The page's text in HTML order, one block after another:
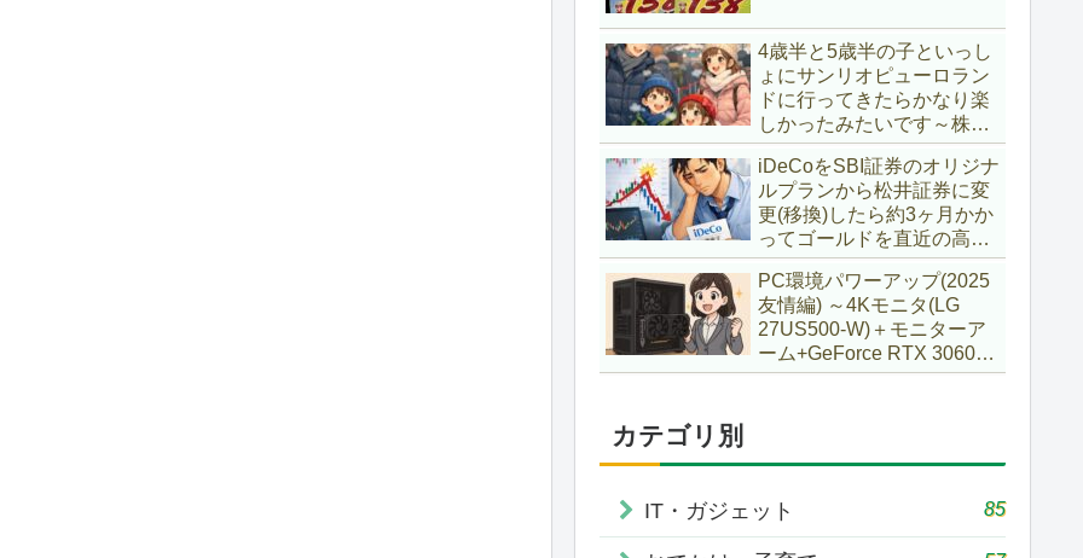
4歳半と5歳半の子といっし
ょにサンリオピューロラン
ドに行ってきたらかなり楽
しかったみたいです～株主
優待券利用～
iDeCoをSBI証券のオリジナ
ルプランから松井証券に変
更(移換)したら約3ヶ月かか
ってゴールドを直近の高値
で購入していた話
PC環境パワーアップ(2025
友情編) ～4Kモニタ(LG
27US500-W)＋モニターア
ーム+GeForce RTX 3060Ti
VENTUS 2X 8G OCV1
カテゴリ別
IT・ガジェット 85